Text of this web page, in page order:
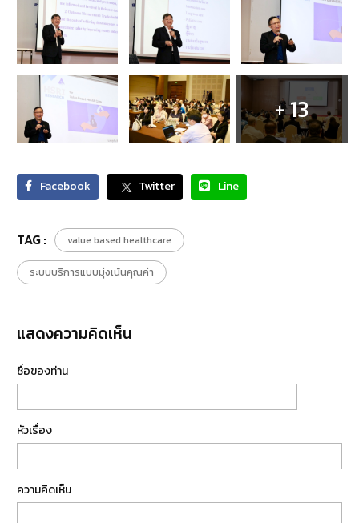
+ 13
Facebook Twitter Line
TAG : value based healthcare
ระบบบริการแบบมุ่งเน้นคุณค่า
แสดงความคิดเห็น
ชื่อของท่าน
หัวเรื่อง
ความคิดเห็น